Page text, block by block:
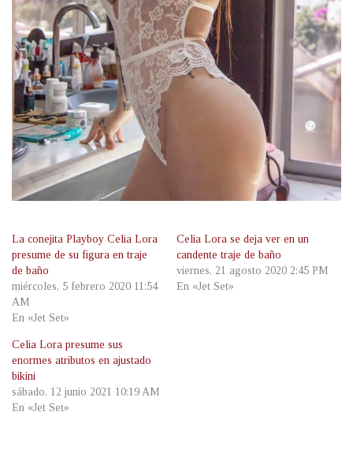
La conejita Playboy Celia Lora
presume de su figura en traje
de baño
miércoles, 5 febrero 2020 11:54
AM
En «Jet Set»
Celia Lora se deja ver en un
candente traje de baño
viernes, 21 agosto 2020 2:45 PM
En «Jet Set»
Celia Lora presume sus
enormes atributos en ajustado
bikini
sábado, 12 junio 2021 10:19 AM
En «Jet Set»